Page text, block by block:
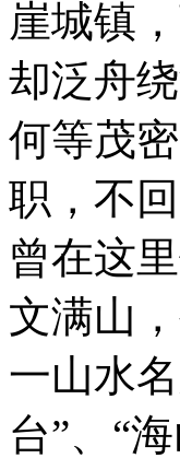
崖城镇
却泛舟
何等茂
职，不
曾在这
文满山
一山水
台”、“